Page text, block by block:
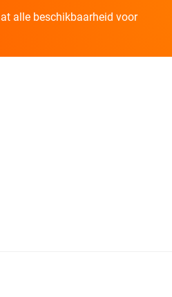
alle beschikbaarheid voor